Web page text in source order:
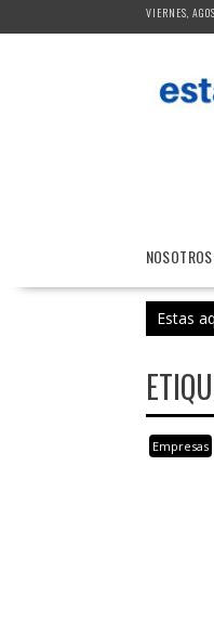
al
VIERNES,
NOSOTROS
Estas
Empresas